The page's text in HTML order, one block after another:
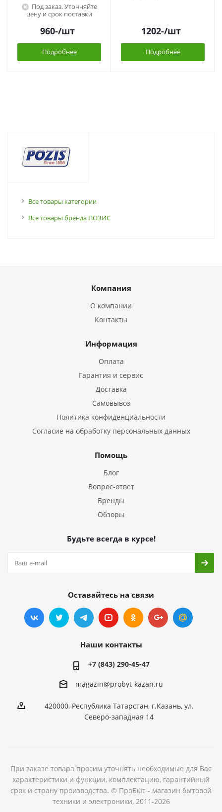
Под заказ. Уточняйте
цену и срок поставки
960-/шт
Подробнее
1202-/шт
Подробнее
Все товары категории
Все товары бренда ПОЗИС
Компания
О компании
Контакты
Информация
Оплата
Гарантия и сервис
Доставка
Самовывоз
Политика конфиденциальности
Согласие на обработку персональных данных
Помощь
Блог
Вопрос-ответ
Бренды
Обзоры
Будьте всегда в курсе!
Оставайтесь на связи
Наши контакты
+7 (843) 290-45-47
magazin@probyt-kazan.ru
420000, Республика Татарстан, г.Казань, ул.
Северо-западная 14
При заказе товара просим уточнять необходимые для Вас
характеристики и функции, комплектацию, гарантийный
срок и страну производства. © ПроБыт - магазин бытовой
техники и электроники, 2011-2026